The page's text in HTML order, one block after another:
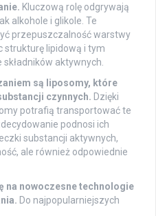
Kluczową rolę odgrywają
alkohole i glikole. Te
przepuszczalność warstwy
strukturę lipidową i tym
aktywnych.
są liposomy, które
czynnych. Dzięki
potrafią transportować te
podnosi ich
substancji aktywnych,
ale również odpowiednie
na nowoczesne technologie
Do najpopularniejszych